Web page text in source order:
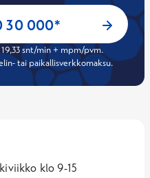
30 000*
snt/min + mpm/pvm.
tai paikallisverkkomaksu.
klo 9-15